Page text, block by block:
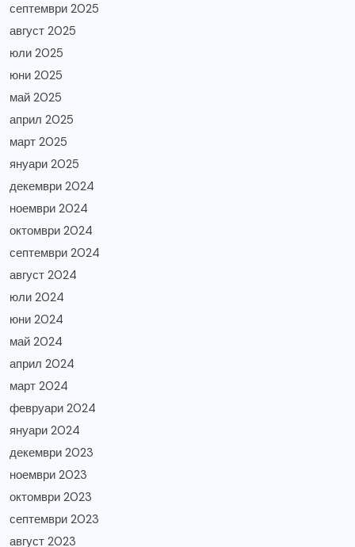
септември 2025
август 2025
юли 2025
юни 2025
май 2025
април 2025
март 2025
януари 2025
декември 2024
ноември 2024
октомври 2024
септември 2024
август 2024
юли 2024
юни 2024
май 2024
април 2024
март 2024
февруари 2024
януари 2024
декември 2023
ноември 2023
октомври 2023
септември 2023
август 2023